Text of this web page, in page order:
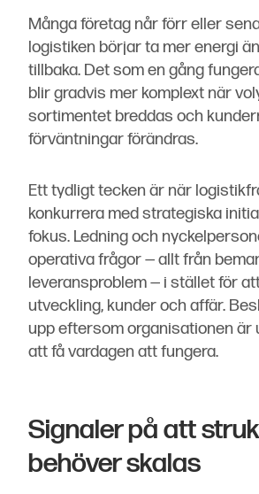
Många företag når förr eller
logistiken börjar ta mer energi
tillbaka. Det som en gång
blir gradvis mer komplext när
sortimentet breddas och
förväntningar förändras.
Ett tydligt tecken är när
konkurrera med strategiska
fokus. Ledning och
operativa frågor — allt från
leveransproblem — i stället för
utveckling, kunder och affär.
upp eftersom organisationen är
att få vardagen att fungera.
Signaler på att
behöver skalas